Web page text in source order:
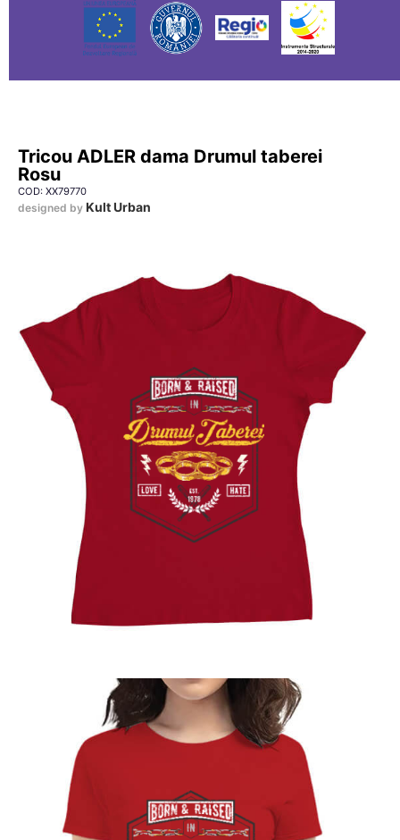
Tricou ADLER dama Drumul taberei
Rosu
COD: XX79770
designed by Kult Urban